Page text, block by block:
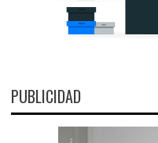
PUBLICIDAD